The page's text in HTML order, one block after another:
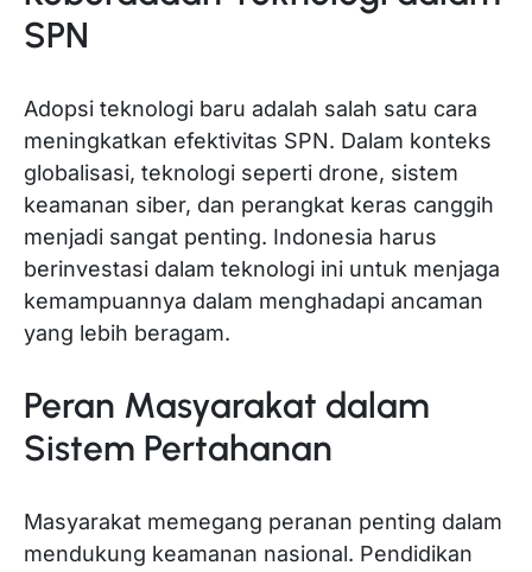
SPN
Adopsi teknologi baru adalah salah satu cara
meningkatkan efektivitas SPN. Dalam konteks
globalisasi, teknologi seperti drone, sistem
keamanan siber, dan perangkat keras canggih
menjadi sangat penting. Indonesia harus
berinvestasi dalam teknologi ini untuk menjaga
kemampuannya dalam menghadapi ancaman
yang lebih beragam.
Peran Masyarakat dalam
Sistem Pertahanan
Masyarakat memegang peranan penting dalam
mendukung keamanan nasional. Pendidikan